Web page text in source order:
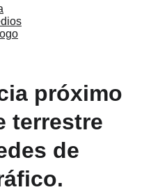
próximo
terrestre
de